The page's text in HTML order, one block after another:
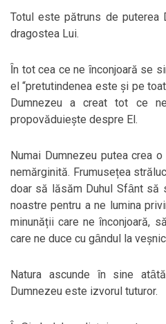
Totul este pătruns de puterea
dragostea Lui.
Ȋn tot cea ce ne ȋnconjoară se
el “pretutindenea este și pe
Dumnezeu a creat tot ce
propovăduiește despre El.
Numai Dumnezeu putea crea
nemărginită. Frumusețea
doar să lăsăm Duhul Sfȃnt să
noastre pentru a ne lumina
minunății care ne ȋnconjoară,
care ne duce cu gȃndul la
Natura ascunde ȋn sine
Dumnezeu este izvorul tuturor.